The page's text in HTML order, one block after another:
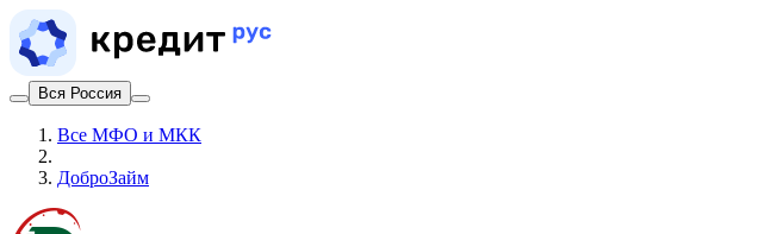
Вся Россия
Все МФО и МКК
ДоброЗайм